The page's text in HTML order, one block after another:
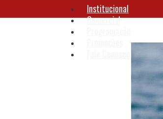
Institucional
Comercial